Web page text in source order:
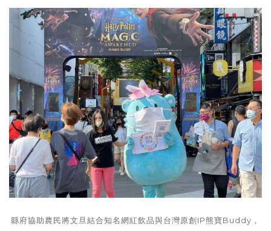
縣府協助農民將文旦結合知名網紅飲品與台灣原創IP熊寶Buddy，